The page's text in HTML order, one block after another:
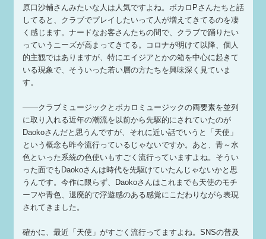
原口沙輔さんみたいな人は人気ですよね。ボカロPさんたちと話
してると、クラブでプレイしたいって人が増えてきてるのを凄
く感じます。ナードなお客さんたちの間で、クラブで踊りたい
っていうニーズが高まってきてる。コロナが明けて以降、個人
的主観ではありますが、特にエイジアとかの箱を中心に起きて
いる現象で、そういった若い層の方たちを興味深く見ていま
す。
——クラブミュージックとボカロミュージックの両要素を並列
に取り入れる近年の潮流を以前から先駆的にされていたのが
Daokoさんだと思うんですが、それに近い話でいうと「天使」
という概念も昨今流行っているじゃないですか。あと、青～水
色といった系統の色使いもすごく流行っていますよね。そうい
った面でもDaokoさんは時代を先駆けていたんじゃないかと思
うんです。今作に限らず、Daokoさんはこれまでも天使のモチ
ーフや青色、退廃的で浮遊感のある感覚にこだわりながら表現
されてきました。
確かに、最近「天使」がすごく流行ってますよね。SNSの普及